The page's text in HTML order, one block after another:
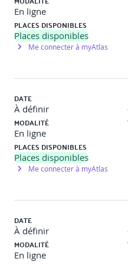
PREREQUIS
certification PRINCE2
RECOMMANDATIONS
Une lecture
conseillé de la lire
formation
PROGRAMME DE
Présentation :
PRINCE2 Practitioner
En ligne
PLACES DISPONIBLES
Places disponibles
Me connecter à myAtlas
DATE
À définir
MODALITÉ
En ligne
PLACES DISPONIBLES
Places disponibles
Me connecter à myAtlas
DATE
À définir
MODALITÉ
En ligne